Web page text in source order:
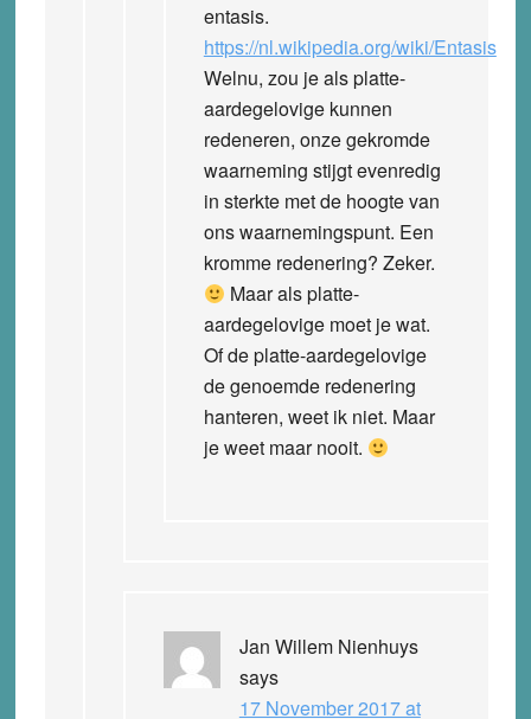
entasis.
https://nl.wikipedia.org/wiki/Entasis
Welnu, zou je als platte-
aardegelovige kunnen
redeneren, onze gekromde
waarneming stijgt evenredig
in sterkte met de hoogte van
ons waarnemingspunt. Een
kromme redenering? Zeker.
Maar als platte-
aardegelovige moet je wat.
Of de platte-aardegelovige
de genoemde redenering
hanteren, weet ik niet. Maar
je weet maar nooit.
Jan Willem Nienhuys
says
17 November 2017 at